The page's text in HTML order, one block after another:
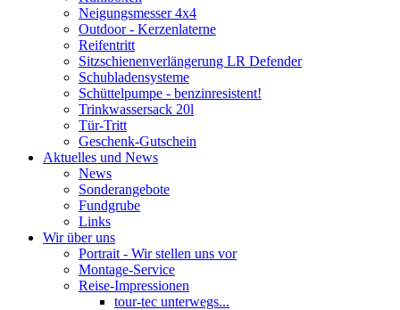
Neigungsmesser 4x4
Outdoor - Kerzenlaterne
Reifentritt
Sitzschienenverlängerung LR Defender
Schubladensysteme
Schüttelpumpe - benzinresistent!
Trinkwassersack 20l
Tür-Tritt
Geschenk-Gutschein
Aktuelles und News
News
Sonderangebote
Fundgrube
Links
Wir über uns
Portrait - Wir stellen uns vor
Montage-Service
Reise-Impressionen
tour-tec unterwegs...